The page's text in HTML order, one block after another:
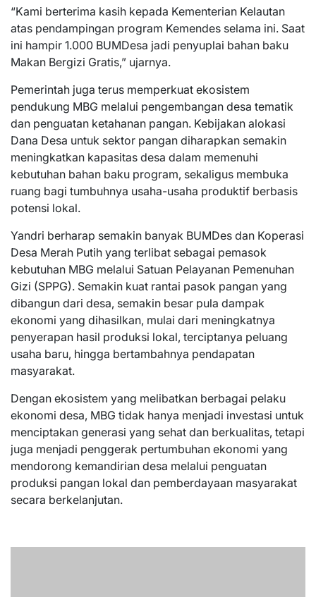
“Kami berterima kasih kepada Kementerian Kelautan
atas pendampingan program Kemendes selama ini. Saat
ini hampir 1.000 BUMDesa jadi penyuplai bahan baku
Makan Bergizi Gratis,” ujarnya.
Pemerintah juga terus memperkuat ekosistem
pendukung MBG melalui pengembangan desa tematik
dan penguatan ketahanan pangan. Kebijakan alokasi
Dana Desa untuk sektor pangan diharapkan semakin
meningkatkan kapasitas desa dalam memenuhi
kebutuhan bahan baku program, sekaligus membuka
ruang bagi tumbuhnya usaha-usaha produktif berbasis
potensi lokal.
Yandri berharap semakin banyak BUMDes dan Koperasi
Desa Merah Putih yang terlibat sebagai pemasok
kebutuhan MBG melalui Satuan Pelayanan Pemenuhan
Gizi (SPPG). Semakin kuat rantai pasok pangan yang
dibangun dari desa, semakin besar pula dampak
ekonomi yang dihasilkan, mulai dari meningkatnya
penyerapan hasil produksi lokal, terciptanya peluang
usaha baru, hingga bertambahnya pendapatan
masyarakat.
Dengan ekosistem yang melibatkan berbagai pelaku
ekonomi desa, MBG tidak hanya menjadi investasi untuk
menciptakan generasi yang sehat dan berkualitas, tetapi
juga menjadi penggerak pertumbuhan ekonomi yang
mendorong kemandirian desa melalui penguatan
produksi pangan lokal dan pemberdayaan masyarakat
secara berkelanjutan.